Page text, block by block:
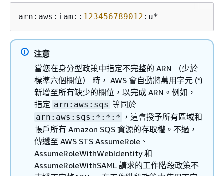
arn:aws:iam:: 123456789012 :u*
注意
當您在身分型政策中指定不完整的 ARN （少於
標準六個欄位） 時， AWS 會自動將萬用字元 (*)
新增至所有缺少的欄位，以完成 ARN。例如，
指定 arn:aws:sqs 等同於
arn:aws:sqs:*:*:* ，這會授予所有區域和
帳戶所有 Amazon SQS 資源的存取權。不過，
傳遞至 AWS STS AssumeRole、
AssumeRoleWithWebIdentity 和
AssumeRoleWithSAML 請求的工作階段政策不